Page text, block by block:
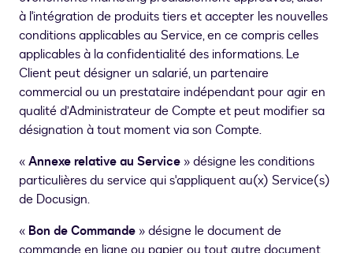
à l'intégration de produits tiers et accepter les nouvelles
conditions applicables au Service, en ce compris celles
applicables à la confidentialité des informations. Le
Client peut désigner un salarié, un partenaire
commercial ou un prestataire indépendant pour agir en
qualité d’Administrateur de Compte et peut modifier sa
désignation à tout moment via son Compte.
«Annexe relative au Service » désigne les conditions
particulières du service qui s'appliquent au(x) Service(s)
de Docusign.
« Bon de Commande » désigne le document de